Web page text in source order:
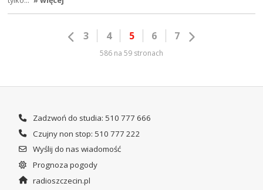
3 4 5 6 7
586 na 59 stronach
Zadzwoń do studia: 510 777 666
Czujny non stop: 510 777 222
Wyślij do nas wiadomość
Prognoza pogody
radioszczecin.pl